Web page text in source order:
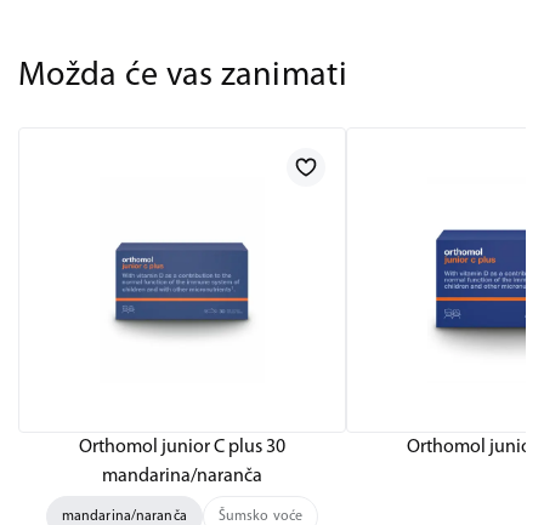
Možda će vas zanimati
Orthomol junior C plus 30
mandarina/naranča
mandarina/naranča Šumsko voće
Orthomol junior